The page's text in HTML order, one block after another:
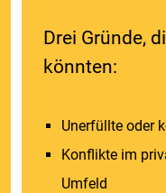
Drei Gründe,
könnten:
Unerfüllte oder
Konflikte im
Umfeld